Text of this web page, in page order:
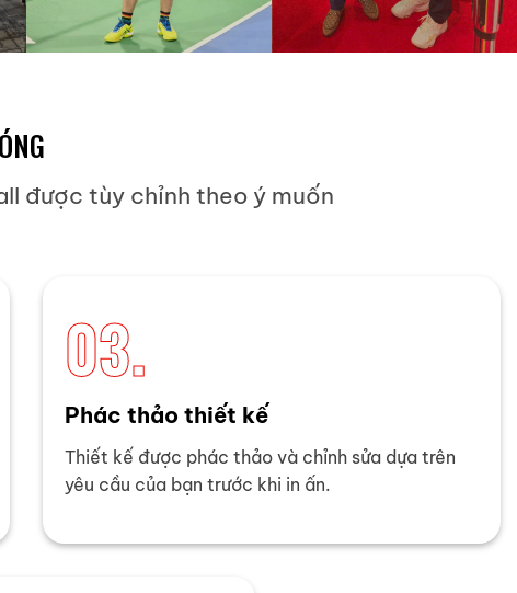
được tùy chỉnh theo ý muốn
03.
Phác thảo thiết kế
Thiết kế được phác thảo và chỉnh sửa dựa trên
yêu cầu của bạn trước khi in ấn.